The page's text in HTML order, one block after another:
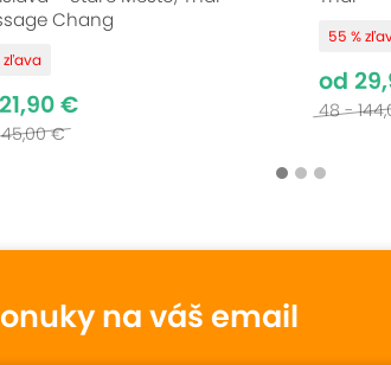
kombináciou športovej
úľavu aj po náročnom dni.
relax, aký si zaslúžite!
Chang
zľava
€
€
55 %
od
48 -
na váš email